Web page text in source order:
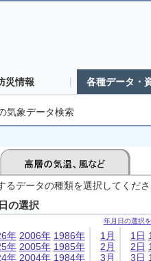
災情報 各種データ・
気象データ検索
るデータの種類を選択してくだ
の選択
年月日の選択
年
年
年
2006年
2005年
2004年
1986年
1985年
1984年
1月
2月
3月
1日
2日
3日